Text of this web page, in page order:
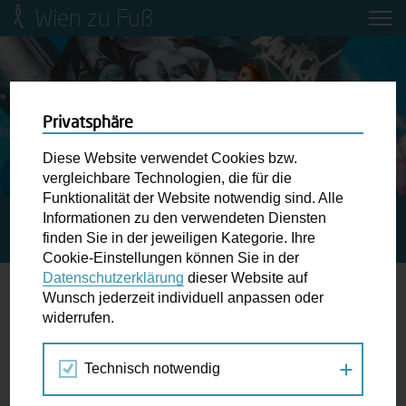
Wien zu Fuß
Mobilitätsbildung für Kinder und
Jugendliche
Ringstraße-Neugestaltung
Wiener Fußwegekarte
Newsletter abonnieren
Wunschbox
der Ampel ...
STARTSEITE
SPAZIERGANG KALENDER
MOBILITÄTSFEST IM SONNWENDVIERTEL OST
26.
SEP
2021
Privatsphäre
Diese Website verwendet Cookies bzw.
vergleichbare Technologien, die für die
Funktionalität der Website notwendig sind. Alle
Informationen zu den verwendeten Diensten
finden Sie in der jeweiligen Kategorie. Ihre
Cookie-Einstellungen können Sie in der
Datenschutzerklärung dieser Website auf
Wunsch jederzeit individuell anpassen oder
widerrufen.
Technisch notwendig